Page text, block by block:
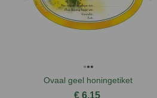
Ovaal geel honingetiket
€ 6,15